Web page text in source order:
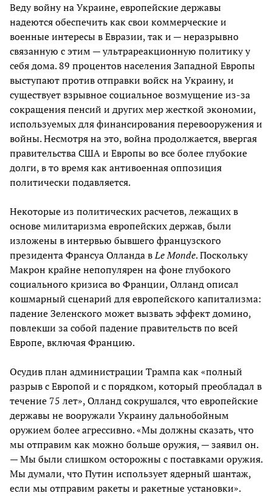
Веду войну на Украине, европейские державы
надеются обеспечить как свои коммерческие и
военные интересы в Евразии, так и — неразрывно
связанную с этим — ультрареакционную политику у
себя дома. 89 процентов населения Западной Европы
выступают против отправки войск на Украину, и
существует взрывное социальное возмущение из-за
сокращения пенсий и других мер жесткой экономии,
используемых для финансирования перевооружения и
войны. Несмотря на это, война продолжается, ввергая
правительства США и Европы во все более глубокие
долги, в то время как антивоенная оппозиция
политически подавляется.
Некоторые из политических расчетов, лежащих в
основе милитаризма европейских держав, были
изложены в интервью бывшего французского
президента Франсуа Олланда вLeMonde. Поскольку
Макрон крайне непопулярен на фоне глубокого
социального кризиса во Франции, Олланд описал
кошмарный сценарий для европейского капитализма:
падение Зеленского может вызвать эффект домино,
повлекши за собой падение правительств по всей
Европе, включая Францию.
Осудив план администрации Трампа как «полный
разрыв с Европой и с порядком, который преобладал в
течение 75 лет», Олланд сокрушался, что европейские
державы не вооружали Украину дальнобойным
оружием более агрессивно. «Мы должны сказать, что
мы отправим как можно больше оружия, — заявил он.
— Мы были слишком осторожны с поставками оружия.
Мы думали, что Путин использует ядерный шантаж,
если мы отправим ракеты и ракетные установки».